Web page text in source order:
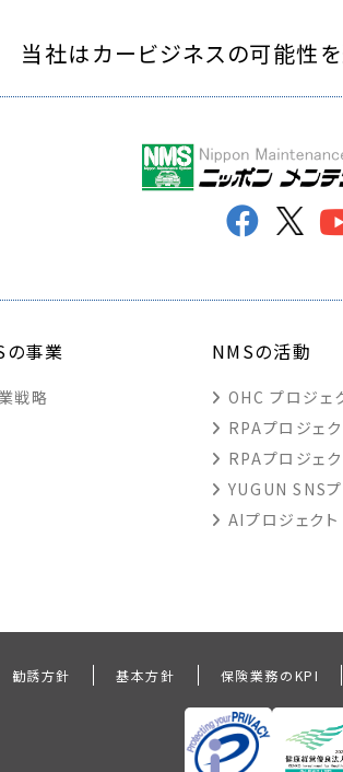
当社はカービジネスの可能性を
の事業
戦略
NMSの活動
OHC プロジェ
RPAプロジェ
RPAプロジェ
YUGUN SNS
AIプロジェクト
勧誘方針 基本方針 保険業務のKPI